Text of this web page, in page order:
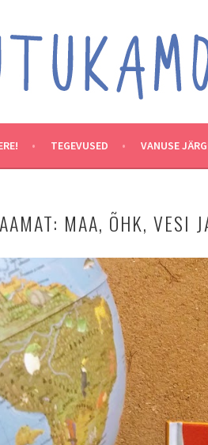
LASTEGA
TEGEVUSED VANUSE
MAA, ÕHK, VESI